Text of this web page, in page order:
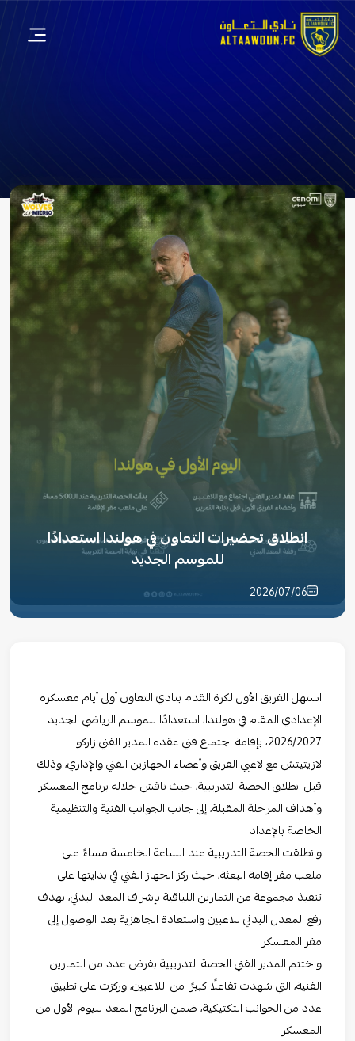
انطلاق تحضيرات التعاون في هولندا استعدادًا
للموسم الجديد
2026/07/06
استهل الفريق الأول لكرة القدم بنادي التعاون أولى أيام معسكره
الإعدادي المقام في هولندا، استعدادًا للموسم الرياضي الجديد
2026/2027، بإقامة اجتماع فني عقده المدير الفني زاركو
لازيتيتش مع لاعبي الفريق وأعضاء الجهازين الفني والإداري، وذلك
قبل انطلاق الحصة التدريبية، حيث ناقش خلاله برنامج المعسكر
وأهداف المرحلة المقبلة، إلى جانب الجوانب الفنية والتنظيمية
الخاصة بالإعداد
وانطلقت الحصة التدريبية عند الساعة الخامسة مساءً على
ملعب مقر إقامة البعثة، حيث ركز الجهاز الفني في بدايتها على
تنفيذ مجموعة من التمارين اللياقية بإشراف المعد البدني، بهدف
رفع المعدل البدني للاعبين واستعادة الجاهزية بعد الوصول إلى
مقر المعسكر
واختتم المدير الفني الحصة التدريبية بفرض عدد من التمارين
الفنية، التي شهدت تفاعلًا كبيرًا من اللاعبين، وركزت على تطبيق
عدد من الجوانب التكتيكية، ضمن البرنامج المعد لليوم الأول من
المعسكر